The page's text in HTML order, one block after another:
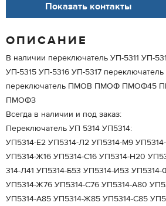
Показать контакты
ОПИСАНИЕ
В наличии переключатель УП-5311 УП-
УП-5315 УП-5316 УП-5317
переключатель ПМОВ ПМОФ ПМОФ45
ПМОФЗ
Всегда в наличии и под заказ:
Переключатель УП 5314 УП5314:
УП5314-Е2 УП5314-Л2 УП5314-М9
УП5314-Ж16 УП5314-С16 УП5314-Н20
314-Л41 УП5314-Б53 УП5314-И53
УП5314-Ж76 УП5314-С76 УП5314-А80
УП5314-А85 УП5314-Ж85 УП5314-С85